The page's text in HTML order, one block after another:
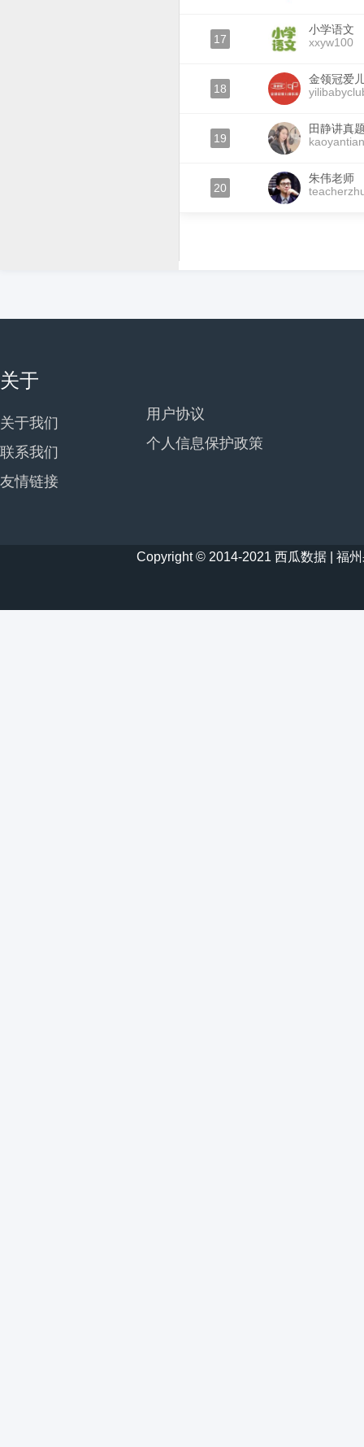
17
小学语文
xxyw100
18
金领冠爱
19
田静讲真
20
朱伟老师
关于
关于我们
联系我们
友情链接
用户协议
个人信息保护政策
Copyright © 2014-2021 西瓜数据 | 福